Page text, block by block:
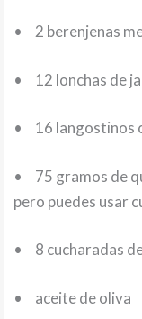
• 2 berenjenas
• 12 lonchas de
• 16 langostinos
•
75 gramos de
pero puedes usar
• 8 cucharadas
• aceite de oliva